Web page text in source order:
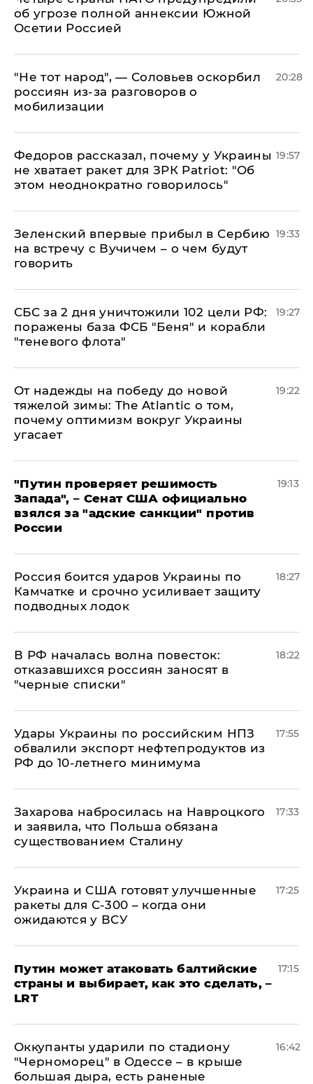
об угрозе полной аннексии Южной
Осетии Россией
​"Не тот народ", — Соловьев оскорбил
россиян из-за разговоров о
мобилизации
20:28
Федоров рассказал, почему у Украины
не хватает ракет для ЗРК Patriot: "Об
этом неоднократно говорилось"
19:57
Зеленский впервые прибыл в Сербию
на встречу с Вучичем – о чем будут
говорить
19:33
СБС за 2 дня уничтожили 102 цели РФ:
поражены база ФСБ "Беня" и корабли
"теневого флота"
19:27
От надежды на победу до новой
тяжелой зимы: The Atlantic о том,
почему оптимизм вокруг Украины
угасает
19:22
"Путин проверяет решимость
Запада", – Сенат США официально
взялся за "адские санкции" против
России
19:13
Россия боится ударов Украины по
Камчатке и срочно усиливает защиту
подводных лодок
18:27
​В РФ началась волна повесток:
отказавшихся россиян заносят в
"черные списки"
18:22
Удары Украины по российским НПЗ
обвалили экспорт нефтепродуктов из
РФ до 10-летнего минимума
17:55
​Захарова набросилась на Навроцкого
и заявила, что Польша обязана
существованием Сталину
17:33
Украина и США готовят улучшенные
ракеты для С-300 – когда они
ожидаются у ВСУ
17:25
Путин может атаковать балтийские
страны и выбирает, как это сделать, –
LRT
17:15
Оккупанты ударили по стадиону
"Черноморец" в Одессе – в крыше
большая дыра, есть раненые
16:42